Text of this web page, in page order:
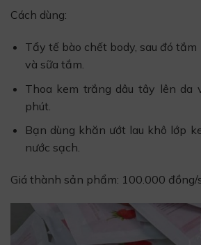
Cách dùng:
Tẩy tế bào chết body, sau đó
và sữa tắm.
Thoa kem trắng dâu tây lên da
phút.
Bạn dùng khăn ướt lau khô lớp
nước sạch.
Giá thành sản phẩm: 100.000 đồng/